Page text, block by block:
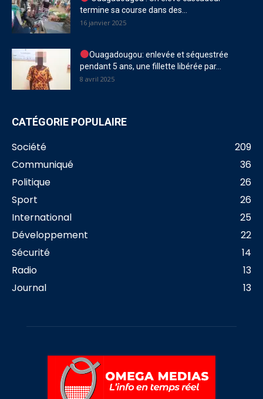
termine sa course dans des...
16 janvier 2025
Ouagadougou: enlevée et séquestrée
pendant 5 ans, une fillette libérée par...
8 avril 2025
CATÉGORIE POPULAIRE
Société
209
Communiqué
36
Politique
26
Sport
26
International
25
Développement
22
Sécurité
14
Radio
13
Journal
13